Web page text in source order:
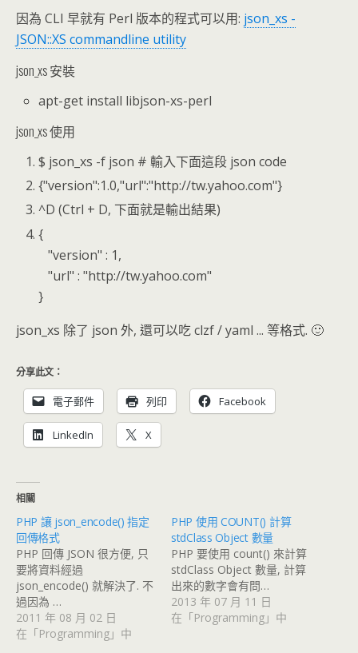
因為 CLI 早就有 Perl 版本的程式可以用: json_xs -
JSON::XS commandline utility
json_xs 安裝
apt-get install libjson-xs-perl
json_xs 使用
$ json_xs -f json # 輸入下面這段 json code
{"version":1.0,"url":"http://tw.yahoo.com"}
^D (Ctrl + D, 下面就是輸出結果)
{
"version" : 1,
"url" : "http://tw.yahoo.com"
}
json_xs 除了 json 外, 還可以吃 clzf / yaml ... 等格式. 🙂
分享此文：
電子郵件 列印 Facebook
LinkedIn X
相關
PHP 讓 json_encode() 指定
回傳格式
PHP 回傳 JSON 很方便, 只
要將資料經過
json_encode() 就解決了. 不
過因為 …
2011 年 08 月 02 日
在「Programming」中
PHP 使用 COUNT() 計算
stdClass Object 數量
PHP 要使用 count() 來計算
stdClass Object 數量, 計算
出來的數字會有問…
2013 年 07 月 11 日
在「Programming」中